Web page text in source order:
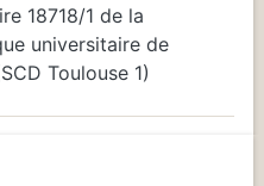
18718/1 de la
universitaire de
Toulouse 1)